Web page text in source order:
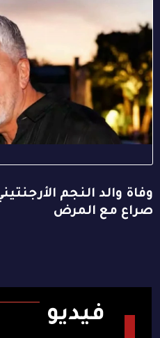
وفاة والد النجم
صراع مع المرض
فيديو